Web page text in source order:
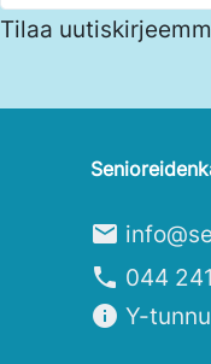
Tilaa
mail
phone 044
info Y-